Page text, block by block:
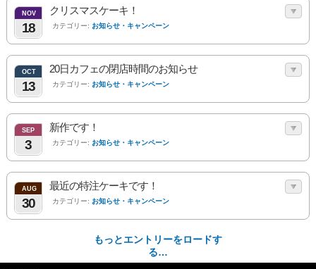
NOV
18
クリスマスケーキ！
カテゴリー: お知らせ・キャンペーン
OCT
13
20日カフェの閉店時間のお知らせ
カテゴリー: お知らせ・キャンペーン
SEP
3
新作です！
カテゴリー: お知らせ・キャンペーン
AUG
30
最近の特注ケーキです！
カテゴリー: お知らせ・キャンペーン
もっとエントリーをロードす
る…